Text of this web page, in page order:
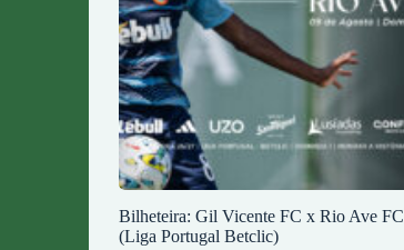
Bilheteira: Gil Vicente FC x Rio Ave FC
(Liga Portugal Betclic)